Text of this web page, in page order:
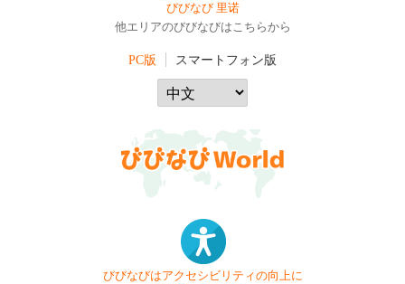
びびなび 里诺
他エリアのびびなびはこちらから
PC版 スマートフォン版
びびなびはアクセシビリティの向上に